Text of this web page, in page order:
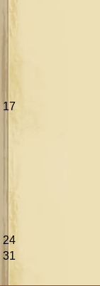
17
24
31